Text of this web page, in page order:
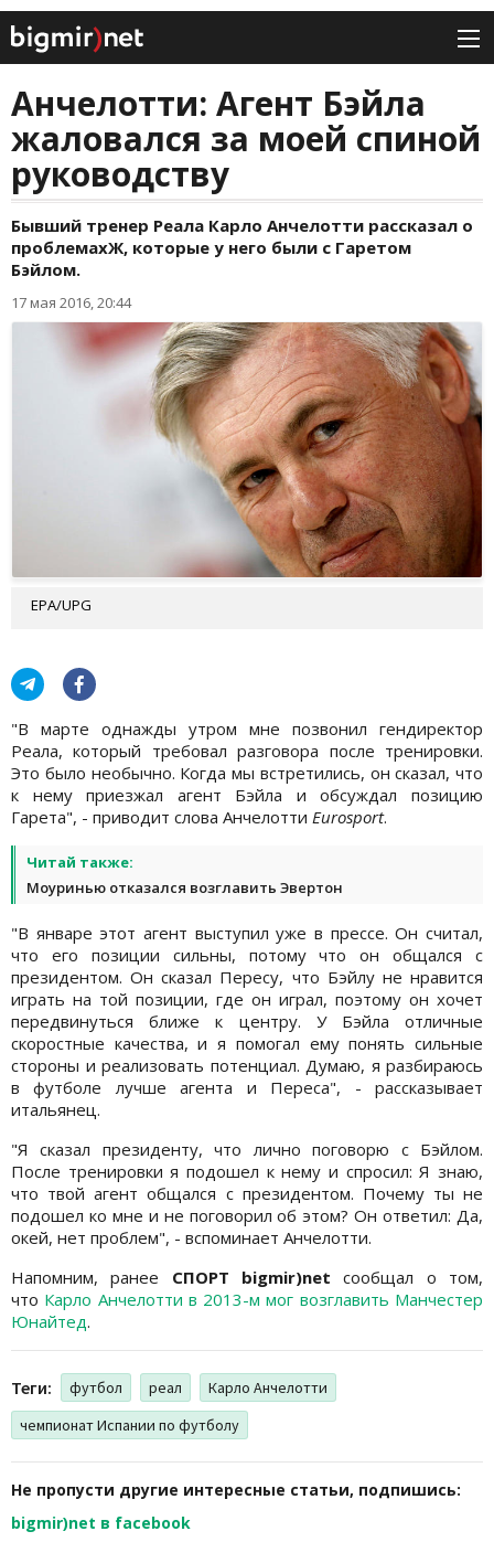
Анчелотти: Агент Бэйла
жаловался за моей спиной
руководству
Бывший тренер Реала Карло Анчелотти рассказал о
проблемахЖ, которые у него были с Гаретом
Бэйлом.
17 мая 2016, 20:44
EPA/UPG
"В марте однажды утром мне позвонил гендиректор
Реала, который требовал разговора после тренировки.
Это было необычно. Когда мы встретились, он сказал, что
к нему приезжал агент Бэйла и обсуждал позицию
Гарета", - приводит слова Анчелотти Eurosport.
Читай также:
Моуринью отказался возглавить Эвертон
"В январе этот агент выступил уже в прессе. Он считал,
что его позиции сильны, потому что он общался с
президентом. Он сказал Пересу, что Бэйлу не нравится
играть на той позиции, где он играл, поэтому он хочет
передвинуться ближе к центру. У Бэйла отличные
скоростные качества, и я помогал ему понять сильные
стороны и реализовать потенциал. Думаю, я разбираюсь
в футболе лучше агента и Переса", - рассказывает
итальянец.
"Я сказал президенту, что лично поговорю с Бэйлом.
После тренировки я подошел к нему и спросил: Я знаю,
что твой агент общался с президентом. Почему ты не
подошел ко мне и не поговорил об этом? Он ответил: Да,
окей, нет проблем", - вспоминает Анчелотти.
Напомним, ранее СПОРТ bigmir)net сообщал о том,
что Карло Анчелотти в 2013-м мог возглавить Манчестер
Юнайтед.
Теги: футбол реал
Карло Анчелотти
чемпионат Испании по футболу
Не пропусти другие интересные статьи, подпишись:
bigmir)net в facebook